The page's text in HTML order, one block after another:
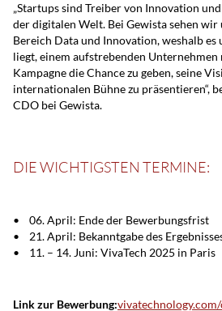
„Startups sind Treiber von Innovation
der digitalen Welt. Bei Gewista sehen
Bereich Data und Innovation, weshalb es
liegt, einem aufstrebenden
Kampagne die Chance zu geben, seine
internationalen Bühne zu präsentieren“,
CDO bei Gewista.
DIE WICHTIGSTEN TERMINE:
• 06. April: Ende der Bewerbungsfrist
• 21. April: Bekanntgabe des
• 11. – 14. Juni: VivaTech 2025 in Paris
Link zur Bewerbung: